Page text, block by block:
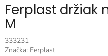
Ferplast držiak
M
333231
Značka: Ferplast